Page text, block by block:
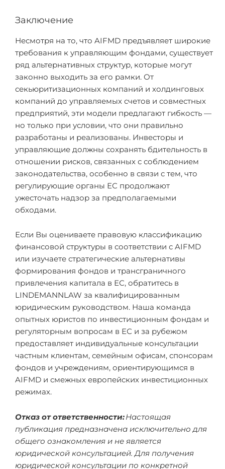
Заключение
Несмотря на то, что AIFMD предъявляет широкие
требования к управляющим фондами, существует
ряд альтернативных структур, которые могут
законно выходить за его рамки. От
секьюритизационных компаний и холдинговых
компаний до управляемых счетов и совместных
предприятий, эти модели предлагают гибкость —
но только при условии, что они правильно
разработаны и реализованы. Инвесторы и
управляющие должны сохранять бдительность в
отношении рисков, связанных с соблюдением
законодательства, особенно в связи с тем, что
регулирующие органы ЕС продолжают
ужесточать надзор за предполагаемыми
обходами.
Если Вы оцениваете правовую классификацию
финансовой структуры в соответствии с AIFMD
или изучаете стратегические альтернативы
формирования фондов и трансграничного
привлечения капитала в ЕС, обратитесь в
LINDEMANNLAW за квалифицированным
юридическим руководством. Наша команда
опытных юристов по инвестиционным фондам и
регуляторным вопросам в ЕС и за рубежом
предоставляет индивидуальные консультации
частным клиентам, семейным офисам, спонсорам
фондов и учреждениям, ориентирующимся в
AIFMD и смежных европейских инвестиционных
режимах.
Отказ от ответственности:Настоящая
публикация предназначена исключительно для
общего ознакомления и не является
юридической консультацией. Для получения
юридической консультации по конкретной